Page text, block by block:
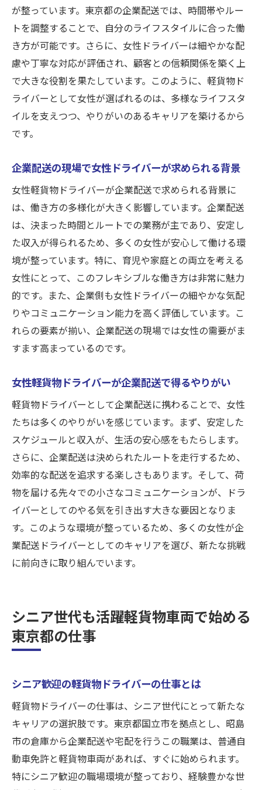
が整っています。東京都の企業配送では、時間帯やルー
トを調整することで、自分のライフスタイルに合った働
き方が可能です。さらに、女性ドライバーは細やかな配
慮や丁寧な対応が評価され、顧客との信頼関係を築く上
で大きな役割を果たしています。このように、軽貨物ド
ライバーとして女性が選ばれるのは、多様なライフスタ
イルを支えつつ、やりがいのあるキャリアを築けるから
です。
企業配送の現場で女性ドライバーが求められる背景
女性軽貨物ドライバーが企業配送で求められる背景に
は、働き方の多様化が大きく影響しています。企業配送
は、決まった時間とルートでの業務が主であり、安定し
た収入が得られるため、多くの女性が安心して働ける環
境が整っています。特に、育児や家庭との両立を考える
女性にとって、このフレキシブルな働き方は非常に魅力
的です。また、企業側も女性ドライバーの細やかな気配
りやコミュニケーション能力を高く評価しています。こ
れらの要素が揃い、企業配送の現場では女性の需要がま
すます高まっているのです。
女性軽貨物ドライバーが企業配送で得るやりがい
軽貨物ドライバーとして企業配送に携わることで、女性
たちは多くのやりがいを感じています。まず、安定した
スケジュールと収入が、生活の安心感をもたらします。
さらに、企業配送は決められたルートを走行するため、
効率的な配送を追求する楽しさもあります。そして、荷
物を届ける先々での小さなコミュニケーションが、ドラ
イバーとしてのやる気を引き出す大きな要因となりま
す。このような環境が整っているため、多くの女性が企
業配送ドライバーとしてのキャリアを選び、新たな挑戦
に前向きに取り組んでいます。
シニア世代も活躍軽貨物車両で始める
東京都の仕事
シニア歓迎の軽貨物ドライバーの仕事とは
軽貨物ドライバーの仕事は、シニア世代にとって新たな
キャリアの選択肢です。東京都国立市を拠点とし、昭島
市の倉庫から企業配送や宅配を行うこの職業は、普通自
動車免許と軽貨物車両があれば、すぐに始められます。
特にシニア歓迎の職場環境が整っており、経験豊かな世